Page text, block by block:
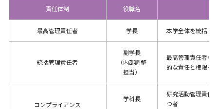
責任体制 役職名
最高管理責任者 学長 本学全体を統括し
統括管理責任者
副学長
（内部調整
担当）
最高管理責任者を
的な責任と権限を
コンプライアンス
学科長
研究活動管理責任
つ者